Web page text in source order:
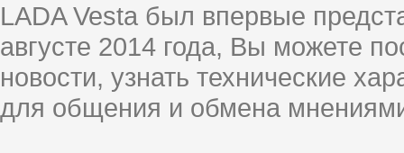
LADA Vesta был впервые
августе 2014 года, Вы можете
новости, узнать технические
для общения и обмена